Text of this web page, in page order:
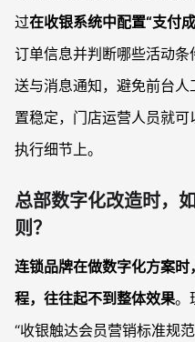
过在收银系统中配置“支付
订单信息并判断哪些活动
送与消息通知，避免前台
置稳定，门店运营人员就
执行细节上。
总部数字化改造时，
则？
连锁品牌在做数字化方案
程，往往起不到整体效果。
“收银触达会员营销标准规